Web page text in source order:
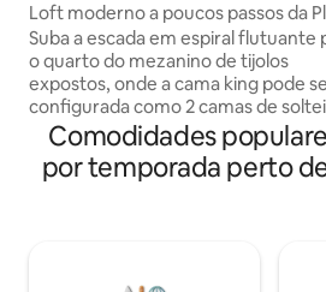
Loft moderno a poucos passos da
Dorrego
Suba a escada em espiral flutuante
o quarto do mezanino de tijolos
expostos, onde a cama king pode
configurada como 2 camas de
quando especificado. De manhã, os
tetos de altura dupla e as janelas
arqueadas finas garantem um
Comodidades
por temporada perto